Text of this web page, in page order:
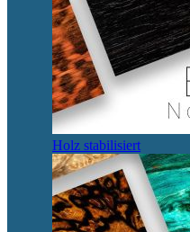
Holz stabilisiert